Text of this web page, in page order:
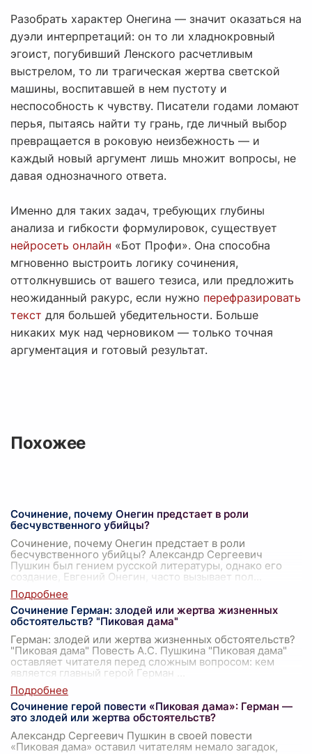
Разобрать характер Онегина — значит оказаться на
дуэли интерпретаций: он то ли хладнокровный
эгоист, погубивший Ленского расчетливым
выстрелом, то ли трагическая жертва светской
машины, воспитавшей в нем пустоту и
неспособность к чувству. Писатели годами ломают
перья, пытаясь найти ту грань, где личный выбор
превращается в роковую неизбежность — и
каждый новый аргумент лишь множит вопросы, не
давая однозначного ответа.
Именно для таких задач, требующих глубины
анализа и гибкости формулировок, существует
нейросеть онлайн «Бот Профи». Она способна
мгновенно выстроить логику сочинения,
оттолкнувшись от вашего тезиса, или предложить
неожиданный ракурс, если нужно перефразировать
текст для большей убедительности. Больше
никаких мук над черновиком — только точная
аргументация и готовый результат.
Похожее
Сочинение, почему Онегин предстает в роли
бесчувственного убийцы?
Сочинение, почему Онегин предстает в роли
бесчувственного убийцы? Александр Сергеевич
Пушкин был гением русской литературы, однако его
создание, Евгений Онегин, часто вызывает пол
Сочинение Герман: злодей или жертва жизненных
обстоятельств? "Пиковая дама"
Герман: злодей или жертва жизненных обстоятельств?
"Пиковая дама" Повесть А.С. Пушкина "Пиковая дама"
оставляет читателя перед сложным вопросом: кем
является главный герой Герман
Сочинение герой повести «Пиковая дама»: Герман —
это злодей или жертва обстоятельств?
Александр Сергеевич Пушкин в своей повести
«Пиковая дама» оставил читателям немало загадок,